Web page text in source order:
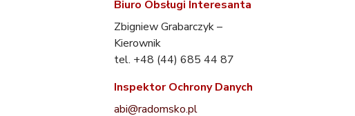
Biuro Obsługi Interesanta
Zbigniew Grabarczyk –
Kierownik
tel. +48 (44) 685 44 87
Inspektor Ochrony Danych
abi@radomsko.pl